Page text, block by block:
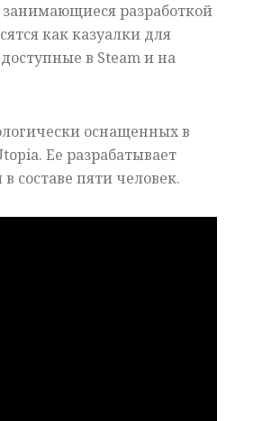
разработкой
как казуалки для
в Steam и на
оснащенных в
Ее разрабатывает
составе пяти человек.